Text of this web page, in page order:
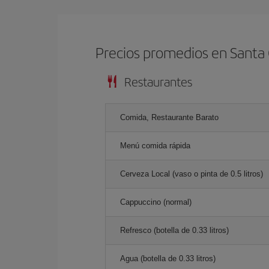
Precios promedios en Santa
Restaurantes
Comida, Restaurante Barato
Menú comida rápida
Cerveza Local (vaso o pinta de 0.5 litros)
Cappuccino (normal)
Refresco (botella de 0.33 litros)
Agua (botella de 0.33 litros)